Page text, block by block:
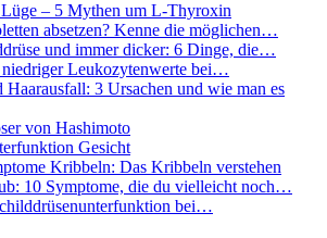
– 5 Mythen um L-Thyroxin
absetzen? Kenne die möglichen…
und immer dicker: 6 Dinge, die…
niedriger Leukozytenwerte bei…
3 Ursachen und wie man es
von Hashimoto
Gesicht
Kribbeln: Das Kribbeln verstehen
10 Symptome, die du vielleicht noch…
bei…